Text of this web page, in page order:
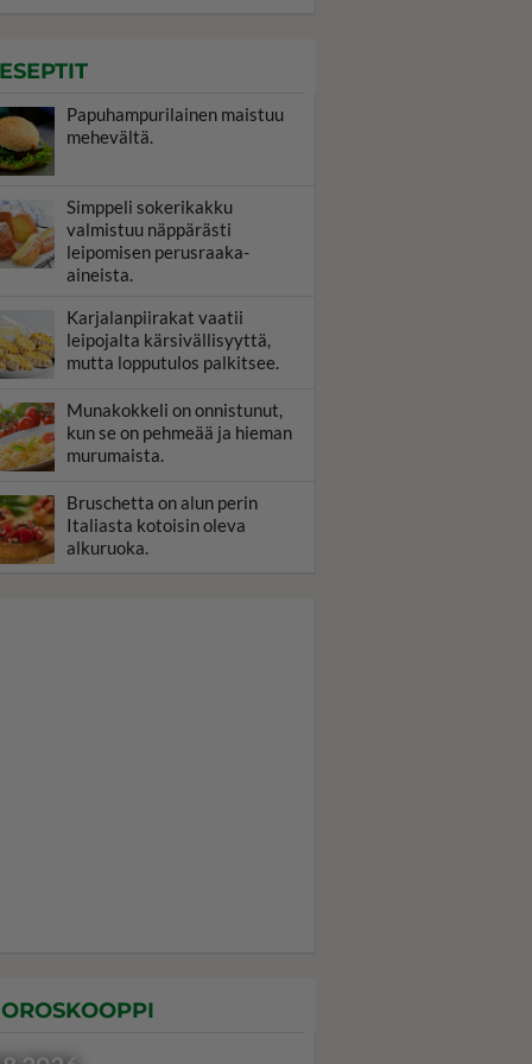
Papuhampurilainen maistuu
mehevältä.
Simppeli sokerikakku
valmistuu näppärästi
leipomisen perusraaka-
aineista.
Karjalanpiirakat vaatii
leipojalta kärsivällisyyttä,
mutta lopputulos palkitsee.
Munakokkeli on onnistunut,
kun se on pehmeää ja hieman
murumaista.
Bruschetta on alun perin
Italiasta kotoisin oleva
alkuruoka.